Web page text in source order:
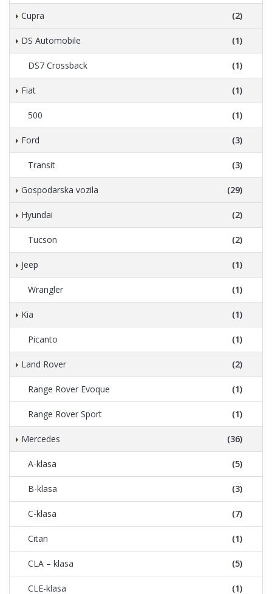
Cupra (2)
DS Automobile (1)
DS7 Crossback (1)
Fiat (1)
500 (1)
Ford (3)
Transit (3)
Gospodarska vozila (29)
Hyundai (2)
Tucson (2)
Jeep (1)
Wrangler (1)
Kia (1)
Picanto (1)
Land Rover (2)
Range Rover Evoque (1)
Range Rover Sport (1)
Mercedes (36)
A-klasa (5)
B-klasa (3)
C-klasa (7)
Citan (1)
CLA – klasa (5)
CLE-klasa (1)